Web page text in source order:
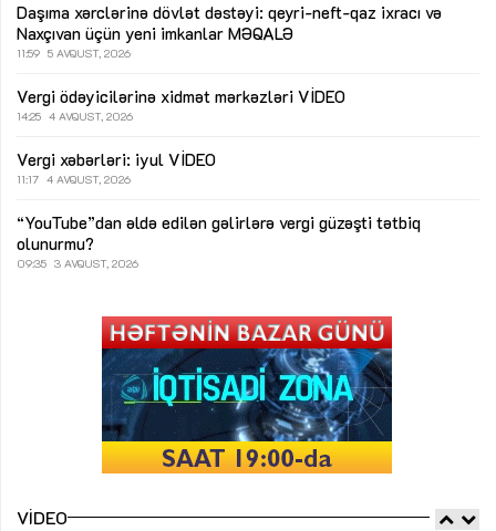
Daşıma xərclərinə dövlət dəstəyi: qeyri-neft-qaz ixracı və
Naxçıvan üçün yeni imkanlar MƏQALƏ
11:59 5 AVQUST, 2026
Vergi ödəyicilərinə xidmət mərkəzləri VİDEO
14:25 4 AVQUST, 2026
Vergi xəbərləri: iyul VİDEO
11:17 4 AVQUST, 2026
“YouTube”dan əldə edilən gəlirlərə vergi güzəşti tətbiq
olunurmu?
09:35 3 AVQUST, 2026
VIDEO